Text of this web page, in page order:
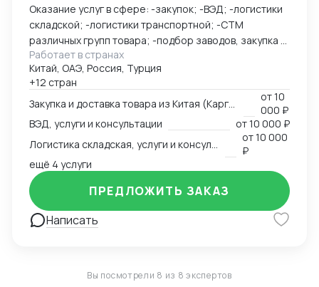
Оказание услуг в сфере: -закупок; -ВЭД; -логистики
складской; -логистики транспортной; -СТМ
различных групп товара; -подбор заводов, закупка и
доставка товара из Китая (КАРГО и Белый ввоз)
Страны с которыми работаю по сей день: Европа,
США, ОАЭ, Турция, Китай, СНГ
Работает в странах
Китай, ОАЭ, Россия, Турция
+12 стран
от10
000 ₽
ВЭД, услуги и консультации
от10 000 ₽
от10 000
₽
ещё 4 услуги
Написать
ПРЕДЛОЖИТЬ ЗАКАЗ
Вы посмотрели 8 из 8 экспертов